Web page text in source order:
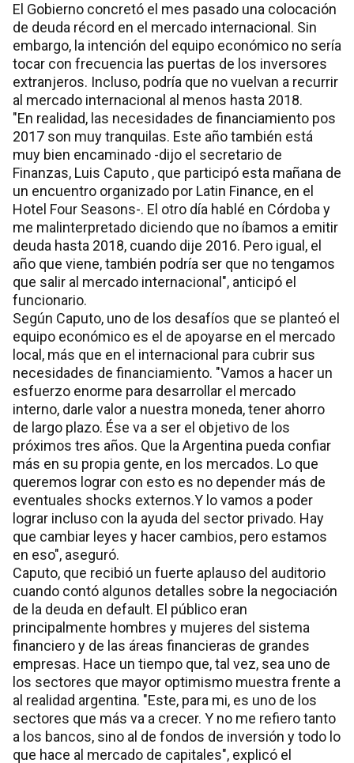
El Gobierno concretó el mes pasado una colocación
de deuda récord en el mercado internacional. Sin
embargo, la intención del equipo económico no sería
tocar con frecuencia las puertas de los inversores
extranjeros. Incluso, podría que no vuelvan a recurrir
al mercado internacional al menos hasta 2018.
"En realidad, las necesidades de financiamiento pos
2017 son muy tranquilas. Este año también está
muy bien encaminado -dijo el secretario de
Finanzas, Luis Caputo , que participó esta mañana de
un encuentro organizado por Latin Finance, en el
Hotel Four Seasons-. El otro día hablé en Córdoba y
me malinterpretado diciendo que no íbamos a emitir
deuda hasta 2018, cuando dije 2016. Pero igual, el
año que viene, también podría ser que no tengamos
que salir al mercado internacional", anticipó el
funcionario.
Según Caputo, uno de los desafíos que se planteó el
equipo económico es el de apoyarse en el mercado
local, más que en el internacional para cubrir sus
necesidades de financiamiento. "Vamos a hacer un
esfuerzo enorme para desarrollar el mercado
interno, darle valor a nuestra moneda, tener ahorro
de largo plazo. Ése va a ser el objetivo de los
próximos tres años. Que la Argentina pueda confiar
más en su propia gente, en los mercados. Lo que
queremos lograr con esto es no depender más de
eventuales shocks externos.Y lo vamos a poder
lograr incluso con la ayuda del sector privado. Hay
que cambiar leyes y hacer cambios, pero estamos
en eso", aseguró.
Caputo, que recibió un fuerte aplauso del auditorio
cuando contó algunos detalles sobre la negociación
de la deuda en default. El público eran
principalmente hombres y mujeres del sistema
financiero y de las áreas financieras de grandes
empresas. Hace un tiempo que, tal vez, sea uno de
los sectores que mayor optimismo muestra frente a
al realidad argentina. "Este, para mi, es uno de los
sectores que más va a crecer. Y no me refiero tanto
a los bancos, sino al de fondos de inversión y todo lo
que hace al mercado de capitales", explicó el